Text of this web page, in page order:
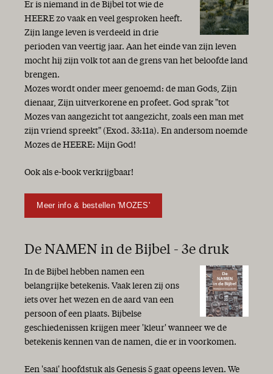
Er is niemand in de Bijbel tot wie de
HEERE zo vaak en veel gesproken heeft.
Zijn lange leven is verdeeld in drie
perioden van veertig jaar. Aan het einde van zijn leven
mocht hij zijn volk tot aan de grens van het beloofde land
brengen.
Mozes wordt onder meer genoemd: de man Gods, Zijn
dienaar, Zijn uitverkorene en profeet. God sprak "tot
Mozes van aangezicht tot aangezicht, zoals een man met
zijn vriend spreekt" (Exod. 33:11a). En andersom noemde
Mozes de HEERE: Mijn God!
Ook als e-book verkrijgbaar!
Meer info & bestellen 'MOZES'
De NAMEN in de Bijbel - 3e druk
In de Bijbel hebben namen een
belangrijke betekenis. Vaak leren zij ons
iets over het wezen en de aard van een
persoon of een plaats. Bijbelse
geschiedenissen krijgen meer 'kleur' wanneer we de
betekenis kennen van de namen, die er in voorkomen.
Een 'saai' hoofdstuk als Genesis 5 gaat opeens leven. We